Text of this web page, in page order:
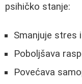
psihičko stanje:
Smanjuje stres
Poboljšava
Povećava